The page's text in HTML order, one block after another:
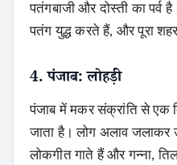
पतंगबाजी और दोस्ती का पर्व
पतंग युद्ध करते हैं, और पूरा
4. पंजाब: लोहड़ी
पंजाब में मकर संक्रांति से एक
जाता है। लोग अलाव जलाकर
लोकगीत गाते हैं और गन्ना,